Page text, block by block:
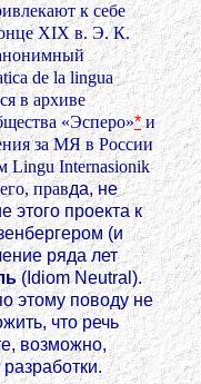
к себе
XIX в. Э. К.
de la lingua
в архиве
«Эсперо»*и
за МЯ в России
Lingu Internasionik
правда, не
этого проекта к
(и
ряда лет
(Idiom Neutral).
этому поводу не
что речь
возможно,